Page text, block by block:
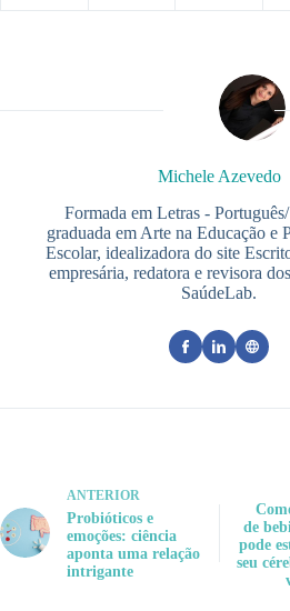
Michele Azevedo
Formada em Letras -
graduada em Arte na Educação e
Escolar, idealizadora do site
empresária, redatora e revisora
SaúdeLab.
ANTERIOR
Probióticos e
emoções: ciência
aponta uma relação
intrigante
de
pode
seu